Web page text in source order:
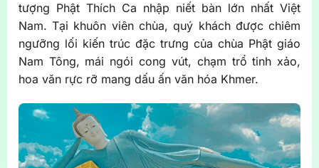
tượng Phật Thích Ca nhập niết bàn lớn nhất Việt
Nam. Tại khuôn viên chùa, quý khách được chiêm
ngưỡng lối kiến trúc đặc trưng của chùa Phật giáo
Nam Tông, mái ngói cong vút, chạm trổ tinh xảo,
hoa văn rực rỡ mang dấu ấn văn hóa Khmer.